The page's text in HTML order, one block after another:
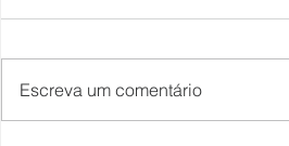
Mordomia Cristã
Escreva um comentário